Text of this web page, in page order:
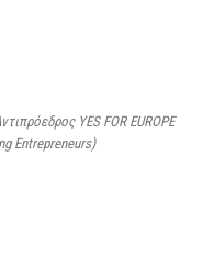
YES FOR EUROPE
Entrepreneurs)